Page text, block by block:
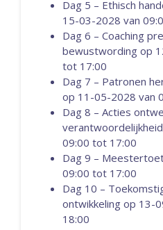
Dag 5 – Ethisch
15-03-2028 van
Dag 6 – Coaching
bewustwording op
tot 17:00
Dag 7 – Patronen
op 11-05-2028 van
Dag 8 – Acties
09:00 tot 17:00
Dag 9 –
09:00 tot 17:00
Dag 10 –
ontwikkeling op 13-
18:00